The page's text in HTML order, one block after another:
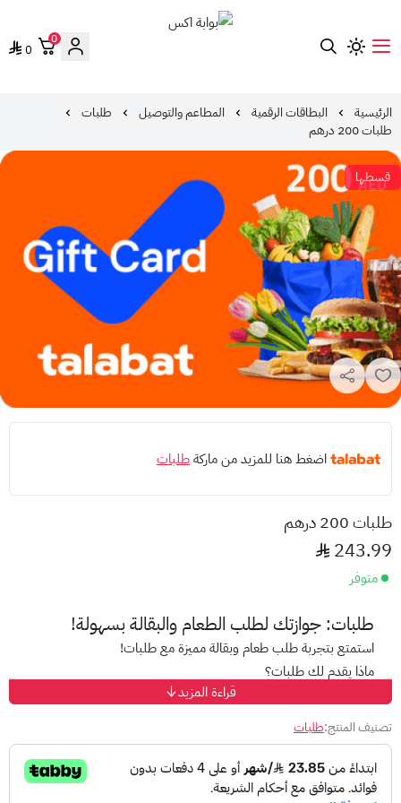
0
0
الرئيسية البطاقات الرقمية المطاعم والتوصيل
طلبات
طلبات 200 درهم
قسطها
اضغط هنا للمزيد من ماركةطلبات
طلبات 200 درهم
243.99
متوفر
طلبات: جوازتك لطلب الطعام والبقالة بسهولة!
استمتع بتجربة طلب طعام وبقالة مميزة مع طلبات!
ماذا يقدم لك طلبات؟
اكتشف آلاف المطاعم والمتاجر القريبة منك.
توصيل سريع:
أسرع وقت.
عروض حصرية:خصومات وعروض مميزة تنتظرك على طلبات.
خيارات متنوعة:اختر ما تشتهيه من بين مأكولات عالمية ومحلية
قراءة المزيد
تصنيف المنتج:طلبات